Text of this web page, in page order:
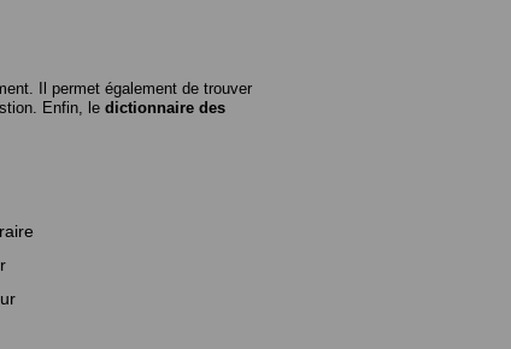
Il permet également de trouver
Enfin, le dictionnaire des